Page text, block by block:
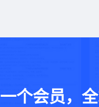
一个会员，